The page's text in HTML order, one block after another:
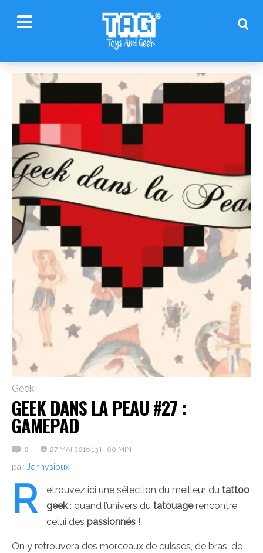
Geek
GEEK DANS LA PEAU #27 :
GAMEPAD
0 27 MAI 2016 13 H 00 MIN
par Jennysioux
R etrouvez ici une sélection du meilleur du tattoo
geek: quand l’univers du tatouagerencontre
celui des passionnés !
On y retrouvera des morceaux de cuisses, de bras, de